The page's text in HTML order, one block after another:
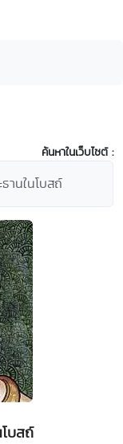
ค้นหาในเว็บไซต์ :
านในโบสถ์
บสถ์